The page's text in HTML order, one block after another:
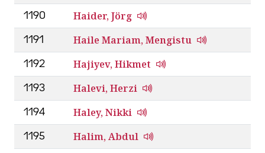
1190 Haider, Jörg
1191 Haile Mariam, Mengistu
1192 Hajiyev, Hikmet
1193 Halevi, Herzi
1194 Haley, Nikki
1195 Halim, Abdul